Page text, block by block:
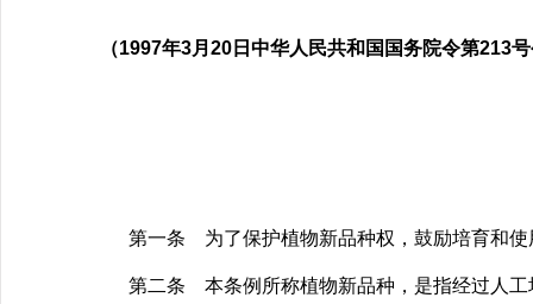
（1997年3月20日中华人民共和国国务院令第
第一条 为了保护植物新品种权，鼓励培育和使
第二条 本条例所称植物新品种，是指经过人工